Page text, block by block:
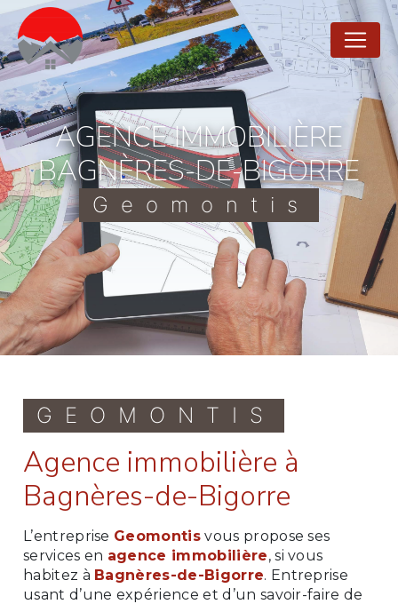
AGENCE IMMOBILIÈRE
BAGNÈRES-DE-BIGORRE
Geomontis
GEOMONTIS
agence immobilière à
Bagnères-de-Bigorre
L’entreprise Geomontis vous propose ses
services en agence immobilière, si vous
habitez à Bagnères-de-Bigorre. Entreprise
usant d’une expérience et d’un savoir-faire de
Panneau de gestion des cookies